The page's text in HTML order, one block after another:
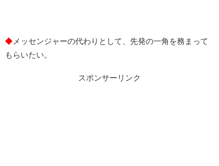
◆ メッセンジャーの代わりとして、先発の一角を務まって
もらいたい。
スポンサーリンク